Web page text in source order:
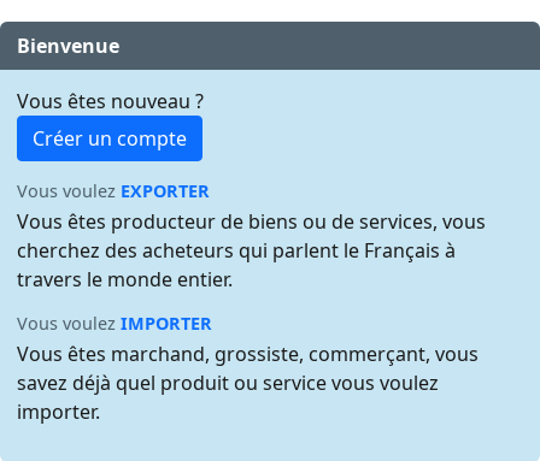
Bienvenue
Vous êtes nouveau ?
Créer un compte
Vous voulez EXPORTER
Vous êtes producteur de biens ou de services, vous
cherchez des acheteurs qui parlent le Français à
travers le monde entier.
Vous voulezIMPORTER
Vous êtes marchand, grossiste, commerçant, vous
savez déjà quel produit ou service vous voulez
importer.